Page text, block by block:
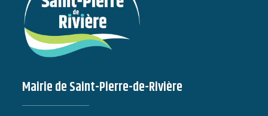
Mairie de Saint-Pierre-de-Rivière